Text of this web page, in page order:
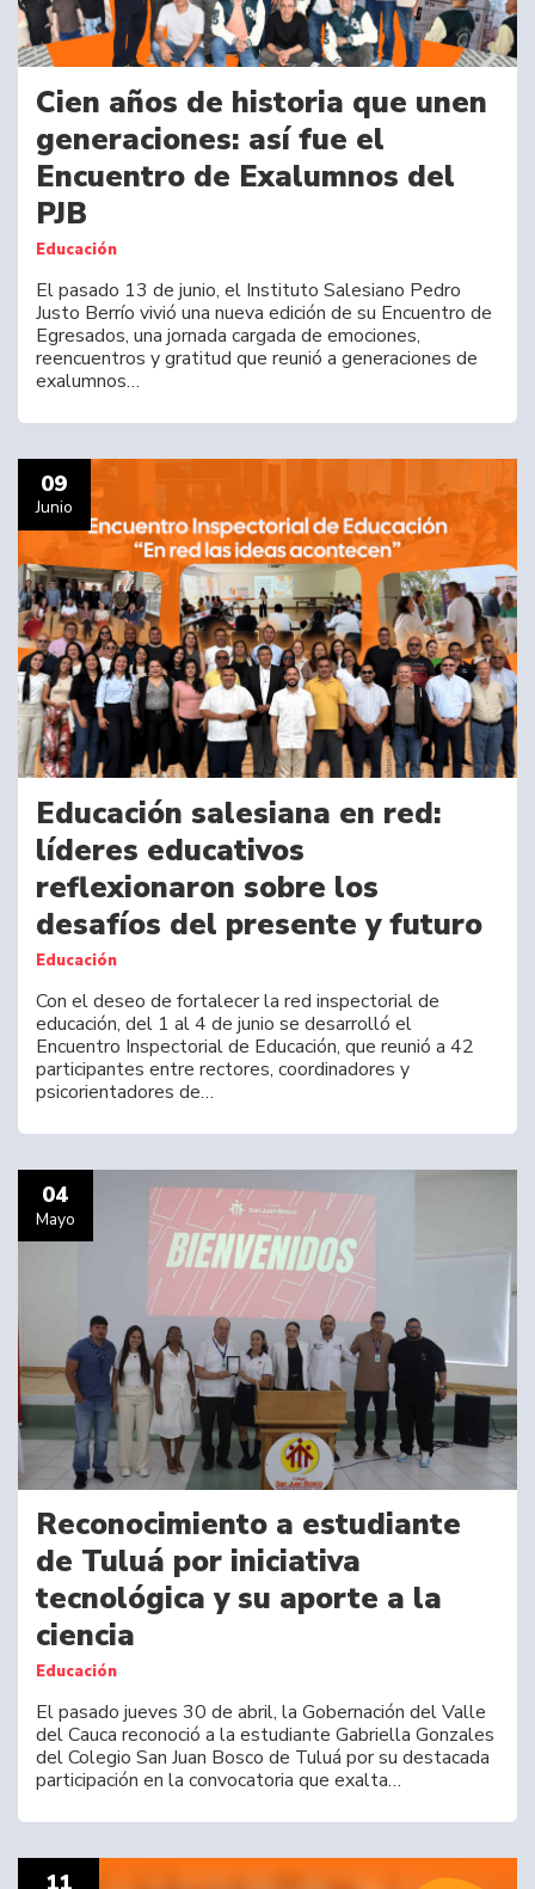
Cien años de historia que unen
generaciones: así fue el
Encuentro de Exalumnos del
PJB
Educación
El pasado 13 de junio, el Instituto Salesiano Pedro
Justo Berrío vivió una nueva edición de su Encuentro de
Egresados, una jornada cargada de emociones,
reencuentros y gratitud que reunió a generaciones de
exalumnos…
09
Junio
Educación salesiana en red:
líderes educativos
reflexionaron sobre los
desafíos del presente y futuro
Educación
Con el deseo de fortalecer la red inspectorial de
educación, del 1 al 4 de junio se desarrolló el
Encuentro Inspectorial de Educación, que reunió a 42
participantes entre rectores, coordinadores y
psicorientadores de…
04
Mayo
Reconocimiento a estudiante
de Tuluá por iniciativa
tecnológica y su aporte a la
ciencia
Educación
El pasado jueves 30 de abril, la Gobernación del Valle
del Cauca reconoció a la estudiante Gabriella Gonzales
del Colegio San Juan Bosco de Tuluá por su destacada
participación en la convocatoria que exalta…
11